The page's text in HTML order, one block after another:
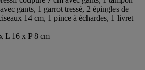
gants, 1 garrot tressé, 2 épingles de
14 cm, 1 pince à échardes, 1 livret
L 16 x P 8 cm